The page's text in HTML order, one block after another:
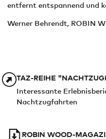
entfernt entspannend und
Werner Behrendt, ROBIN
TAZ-REIHE
Interessante
Nachtzugfahrten
ROBIN WOOD-